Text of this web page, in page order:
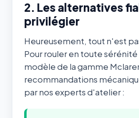
2. Les alternatives
privilégier
Heureusement, tout n'est
Pour rouler en toute sérénité
modèle de la gamme
recommandations
par nos experts d'atelier :